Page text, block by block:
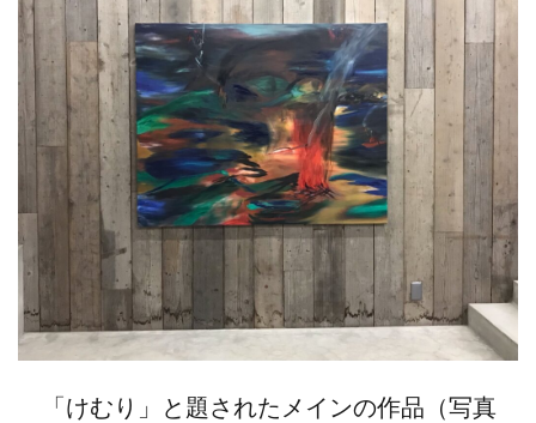
「けむり」と題されたメインの作品（写真